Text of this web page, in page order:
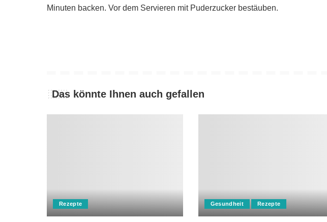
Minuten backen. Vor dem Servieren mit Puderzucker bestäuben.
Das könnte Ihnen auch gefallen
Rezepte Gesundheit Rezepte